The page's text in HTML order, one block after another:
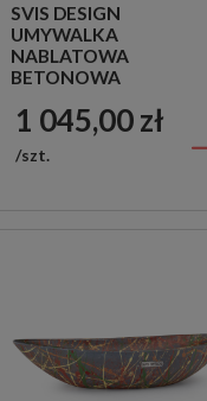
SVIS DESIGN
UMYWALKA
NABLATOWA
BETONOWA
BASIC BIAŁA
1 045,00 zł
szt.